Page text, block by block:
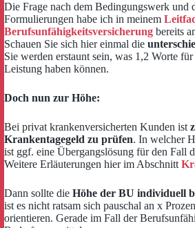
Die Frage nach dem Bedingungswerk und
Formulierungen habe ich in meinem
Berufsunfähigkeitsversicherung bereits
Schauen Sie sich hier einmal die
Sie werden erstaunt sein, was 1,2 Worte
Leistung haben können.
Doch nun zur Höhe:
Bei privat krankenversicherten Kunden ist
Krankentagegeld zu prüfen. In welcher
ist ggf. eine Übergangslösung für den Fall
Weitere Erläuterungen hier im Abschnitt
Dann sollte die Höhe der BU individuell
ist es nicht ratsam sich pauschal an x
orientieren. Gerade im Fall der